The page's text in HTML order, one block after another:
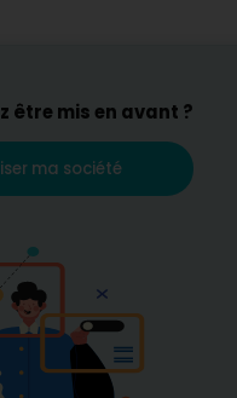
être mis en avant ?
ma société